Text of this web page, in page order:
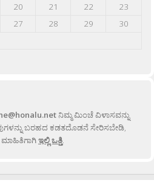
20 21 22
23
27 28 29
30
ನಿಮ್ಮ ಮಿಂಚೆ ವಿಳಾಸವನ್ನು
ಬರಹದ ಕಡತದೊಡನೆ ಸೇರಿಸಬೇಡಿ,
ಇಲ್ಲಿ ಒತ್ತಿ.